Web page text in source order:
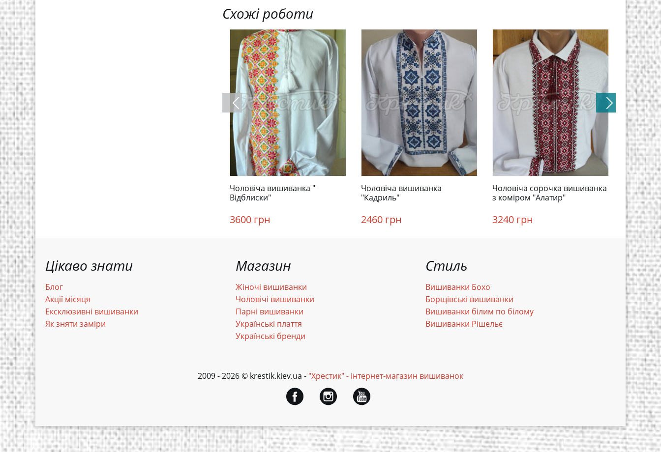
Схожі роботи
Чоловіча вишиванка "
Відблиски"
3600 грн
Чоловіча вишиванка
"Кадриль"
2460 грн
Чоловіча сорочка вишиванка
з коміром "Алатир"
3240 грн 3240
Цікаво знати
Блог
Акції місяця
Ексклюзивні вишиванки
Як зняти заміри
Магазин
Жіночі вишиванки
Чоловічі вишиванки
Парні вишиванки
Українські плаття
Українські бренди
Стиль
Вишиванки Бохо
Борщівські вишиванки
Вишиванки білим по білому
Вишиванки Рішельє
2009 - 2026 © krestik.kiev.ua - "Хрестик" - інтернет-магазин вишиванок